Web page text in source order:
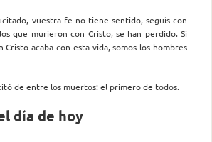
vuestra fe no tiene sentido, seguís con
que murieron con Cristo, se han perdido. Si
Cristo acaba con esta vida, somos los hombres
de entre los muertos: el primero de todos.
día de hoy